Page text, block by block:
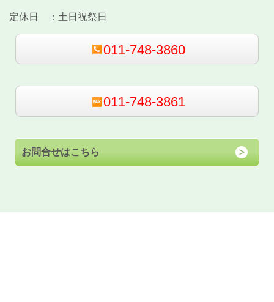
定休日 ： 土日祝祭日
011-748-3860
011-748-3861
お問合せはこちら